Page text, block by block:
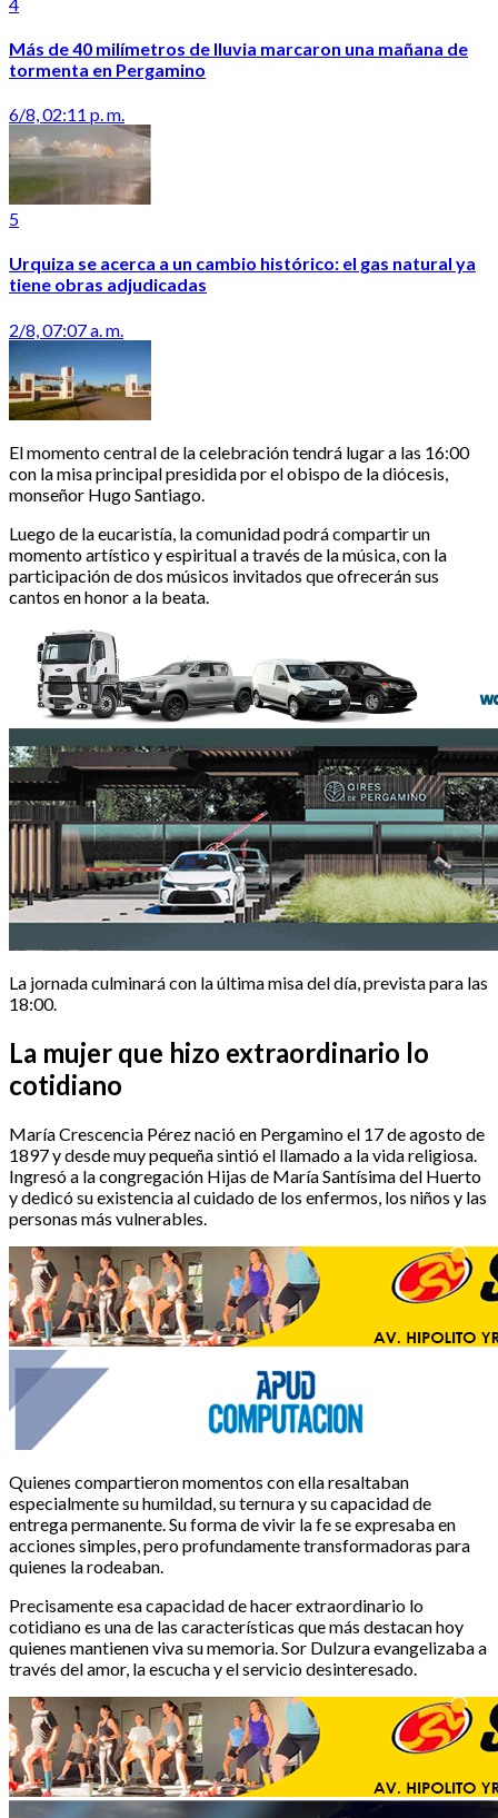
Más de 40 milímetros de lluvia marcaron una mañana de
tormenta en Pergamino
6/8, 02:11 p. m.
5
Urquiza se acerca a un cambio histórico: el gas natural ya
tiene obras adjudicadas
2/8, 07:07 a. m.
El momento central de la celebración tendrá lugar a las 16:00
con la misa principal presidida por el obispo de la diócesis,
monseñor Hugo Santiago.
Luego de la eucaristía, la comunidad podrá compartir un
momento artístico y espiritual a través de la música, con la
participación de dos músicos invitados que ofrecerán sus
cantos en honor a la beata.
La jornada culminará con la última misa del día, prevista para las
18:00.
La mujer que hizo extraordinario lo
cotidiano
María Crescencia Pérez nació en Pergamino el 17 de agosto de
1897 y desde muy pequeña sintió el llamado a la vida religiosa.
Ingresó a la congregación Hijas de María Santísima del Huerto
y dedicó su existencia al cuidado de los enfermos, los niños y las
personas más vulnerables.
Quienes compartieron momentos con ella resaltaban
especialmente su humildad, su ternura y su capacidad de
entrega permanente. Su forma de vivir la fe se expresaba en
acciones simples, pero profundamente transformadoras para
quienes la rodeaban.
Precisamente esa capacidad de hacer extraordinario lo
cotidiano es una de las características que más destacan hoy
quienes mantienen viva su memoria. Sor Dulzura evangelizaba a
través del amor, la escucha y el servicio desinteresado.